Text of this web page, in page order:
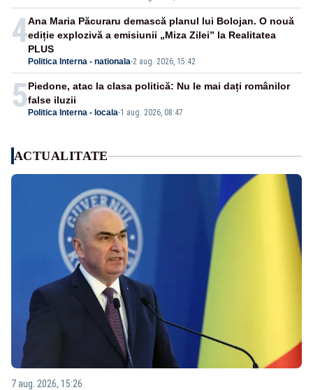
4
Politica Interna - nationala-2 aug. 2026, 15:42
Ana Maria Păcuraru demască planul lui Bolojan. O nouă
ediție explozivă a emisiunii „Miza Zilei” la Realitatea
PLUS
5 Politica Interna - locala-1 aug. 2026, 08:47
Piedone, atac la clasa politică: Nu le mai dați românilor
false iluzii
ACTUALITATE
7 aug. 2026, 15:26